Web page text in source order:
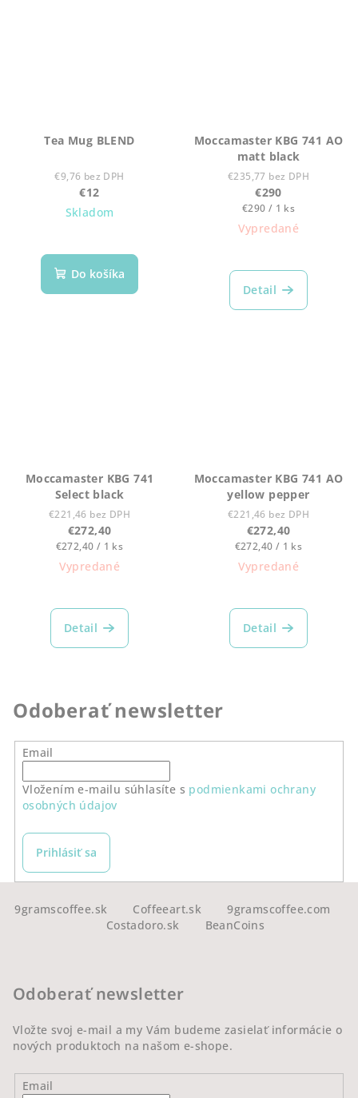
Tea Mug BLEND
€9,76 bez DPH
€12
Skladom
Do košíka
Moccamaster KBG 741 AO
matt black
€235,77 bez DPH
€290
Jednotková
cena:
€290 / 1 ks
Vypredané
Detail
Moccamaster KBG 741
Select black
€221,46 bez DPH
€272,40
Jednotková
cena:
€272,40 / 1 ks
Vypredané
Detail
Moccamaster KBG 741 AO
yellow pepper
€221,46 bez DPH
€272,40
Jednotková
cena:
€272,40 / 1 ks
Vypredané
Detail
Odoberať newsletter
Email
Vložením e-mailu súhlasíte s podmienkami ochrany
osobných údajov
Prihlásiť sa
9gramscoffee.sk Coffeeart.sk
9gramscoffee.com
Costadoro.sk
BeanCoins
Odoberať newsletter
Vložte svoj e-mail a my Vám budeme zasielať informácie o
nových produktoch na našom e-shope.
Email